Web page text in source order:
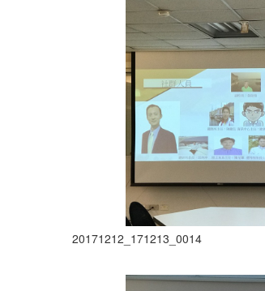
20171212_171213_0014